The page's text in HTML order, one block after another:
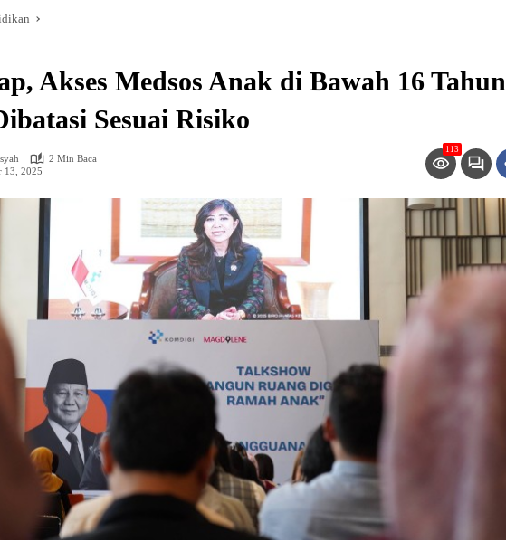
Akses Medsos Anak di Bawah 16 Tahun
Sesuai Risiko
2 Min Baca
13, 2025
113